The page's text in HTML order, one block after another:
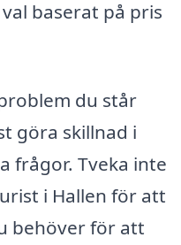
baserat på pris
du står
göra skillnad i
frågor. Tveka inte
i Hallen för att
behöver för att